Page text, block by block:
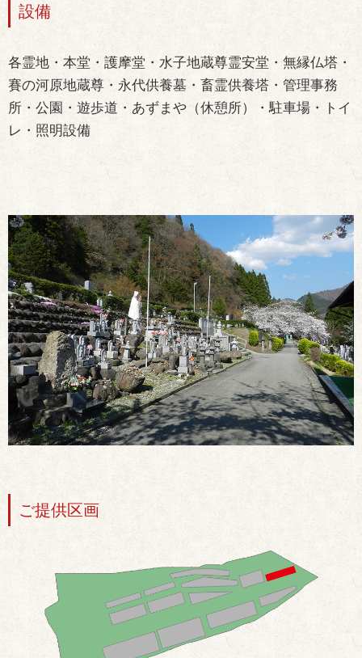
設備
各霊地・本堂・護摩堂・水子地蔵尊霊安堂・無縁仏塔・
賽の河原地蔵尊・永代供養墓・畜霊供養塔・管理事務
所・公園・遊歩道・あずまや（休憩所）・駐車場・トイ
レ・照明設備
ご提供区画